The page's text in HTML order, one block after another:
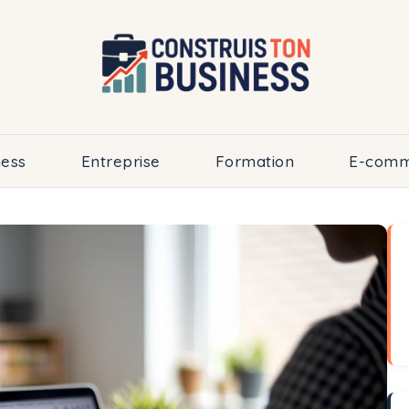
Entreprise Formation E-